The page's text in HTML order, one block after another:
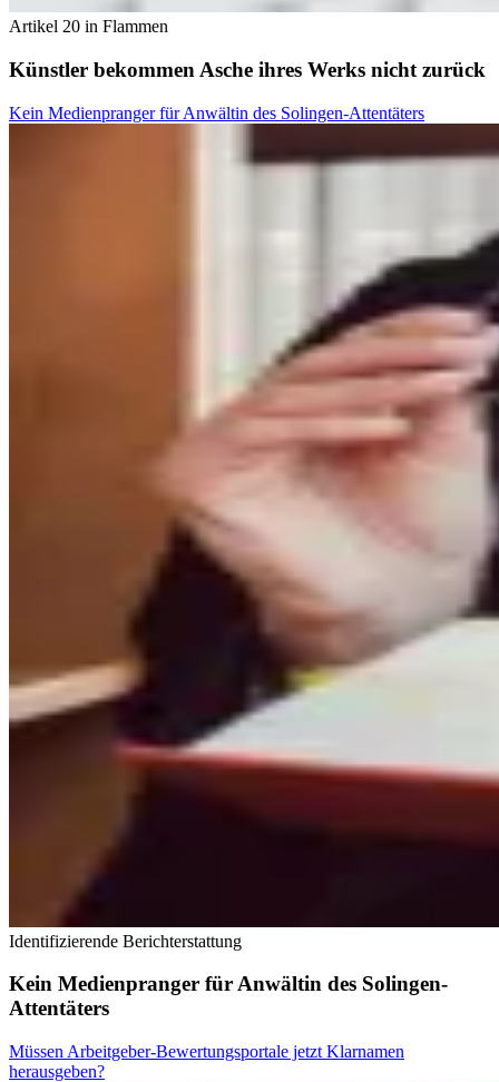
Artikel 20 in Flammen
Künstler bekommen Asche ihres Werks nicht zurück
Kein Medienpranger für Anwältin des Solingen-Attentäters
Identifizierende Berichterstattung
Kein Medienpranger für Anwältin des Solingen-
Attentäters
Müssen Arbeitgeber-Bewertungsportale jetzt Klarnamen
herausgeben?